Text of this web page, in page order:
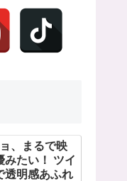
、まるで映
みたい！ ツイ
透明感あふれ